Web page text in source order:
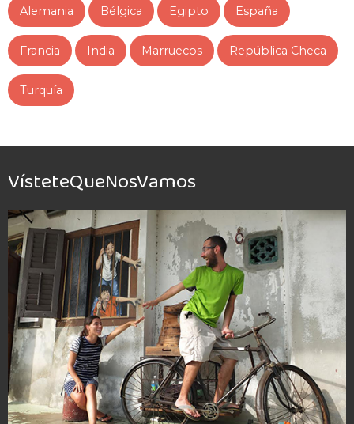
Alemania Bélgica Egipto España
Francia India Marruecos República Checa
Turquía
VísteteQueNosVamos